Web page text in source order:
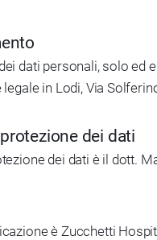
dati personali, solo ed
in Lodi, Via
dei dati
dei dati è il dott.
è Zucchetti